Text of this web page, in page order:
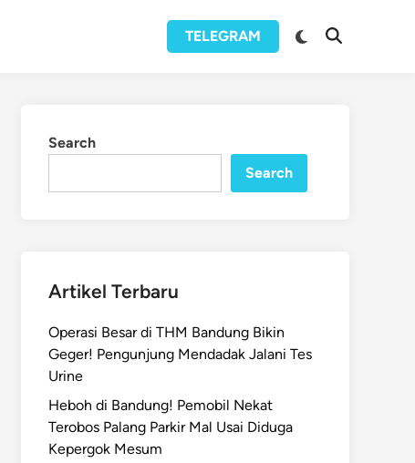
TELEGRAM
Switch
Open
Search
Search
Artikel Terbaru
Operasi Besar di THM Bandung Bikin
Geger! Pengunjung Mendadak Jalani Tes
Urine
Heboh di Bandung! Pemobil Nekat
Terobos Palang Parkir Mal Usai Diduga
Kepergok Mesum